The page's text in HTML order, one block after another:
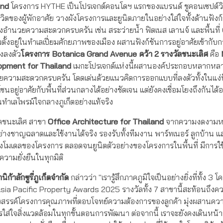
โครงการ HYTHE เป็นโปรเจกต์คอนโดฯ แรกของแบรนด์ ชูคอนเซปต์
ของผู้พักอาศัย วางผังโครงการและยูนิตภายในอย่างใส่ใจทั้งด้านฟัง
ำนวยความสะดวกครบครัน เช่น สระว่ายน้ำ ฟิตเนส เลานจ์ และพื้นที่
อยู่ในทำเลเปี่ยมศักยภาพของเมือง ผสานฟังก์ชันการอยู่อาศัยเข้ากับก
ลงตัวโครงการ Botanica Grand Avenue คว้า 2 รางวัลชนะเลิศ คือ
for Thailand เมกะโปรเจกต์แห่งนี้ผสานองค์ประกอบหลากห
วามสะดวกครบครัน โดดเด่นด้วยแนวคิดการออกแบบที่ลงตัวทั้งในแ
นอยู่อาศัยกับพื้นที่ส่วนกลางได้อย่างชัดเจน แต่ยังคงเชื่อมโยงถึงกันได้
เลไพรม์ใจกลางภูเก็ตอย่างแท้จริง
นะเลิศ สาขา Office Architecture for Thailand จากความงดงาม
ชาญฉลาดและใช้งานได้จริง รองรับทั้งทีมงาน พาร์ทเนอร์ ลูกบ้าน แ
เดลของโครงการ ตลอดจนยูนิตตัวอย่างของโครงการในพื้นที่ มีการใ
วามยั่งยืนในทุกมิติ
นิก้าลักซูรี่ภูเก็ตจำกัด กล่าวว่า "เรารู้สึกภาคภูมิใจเป็นอย่างยิ่งที่ทั้ง 3 โ
Pacific Property Awards 2025 รางวัลทั้ง 7 สาขานี้สะท้อนถึง
รรค์โครงการคุณภาพที่ตอบโจทย์ความต้องการของลูกค้า มุ่งผสานคว
ส่ใจสิ่งแวดล้อมในทุกขั้นตอนการพัฒนา ต่อจากนี้ เราจะยังคงเดินห